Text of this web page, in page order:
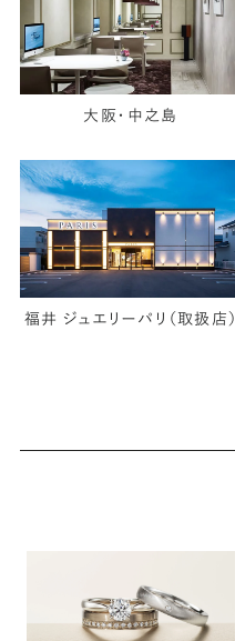
大阪・中之島
福井 ジュエリーパリ（取扱店）